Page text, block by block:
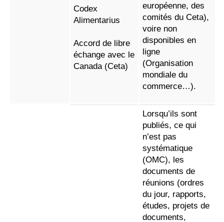
Codex
Alimentarius
Accord de libre
échange avec le
Canada (Ceta)
européenne, des
comités du Ceta),
voire non
disponibles en
ligne
(Organisation
mondiale du
commerce…).
Lorsqu’ils sont
publiés, ce qui
n’est pas
systématique
(OMC), les
documents de
réunions (ordres
du jour, rapports,
études, projets de
documents,